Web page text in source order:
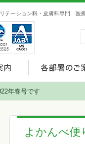
テーション科・皮膚科専門 医
年春号です
よかんべ便